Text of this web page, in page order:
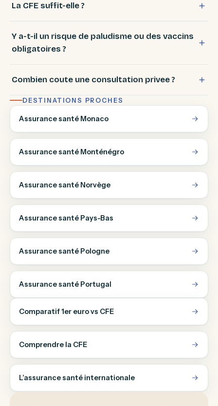
La CFE suffit-elle ?
Y a-t-il un risque de paludisme ou des vaccins
obligatoires ?
Combien coute une consultation privee ?
DESTINATIONS PROCHES
Assurance santé Monaco
Assurance santé Monténégro
Assurance santé Norvège
Assurance santé Pays-Bas
Assurance santé Pologne
Assurance santé Portugal
Comparatif 1er euro vs CFE
Comprendre la CFE
L’assurance santé internationale